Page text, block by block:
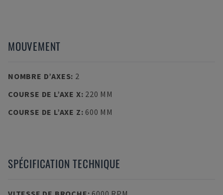
MOUVEMENT
NOMBRE D’AXES: 2
COURSE DE L’AXE X: 220 MM
COURSE DE L’AXE Z: 600 MM
SPÉCIFICATION TECHNIQUE